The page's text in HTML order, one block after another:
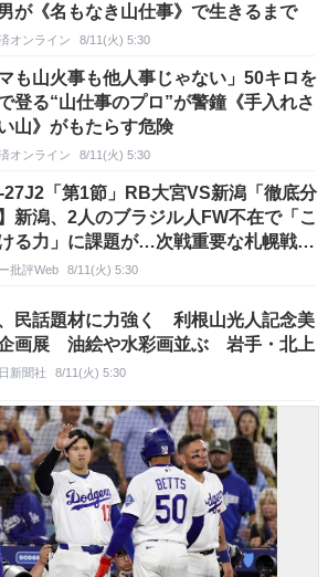
が《名もなき山仕事》で生きるまで
オンライン 8/11(火) 5:30
マも山火事も他人事じゃない」50キロを
登る“山仕事のプロ”が警鐘《手入れさ
山》がもたらす危険
オンライン 8/11(火) 5:30
27J2「第1節」RB大宮VS新潟「徹底分
新潟、2人のブラジル人FW不在で「こ
る力」に課題が…次戦重要な札幌戦
批評Web 8/11(火) 5:30
民話題材に力強く 利根山光人記念美
画展 油絵や水彩画並ぶ 岩手・北上
新聞社 8/11(火) 5:30